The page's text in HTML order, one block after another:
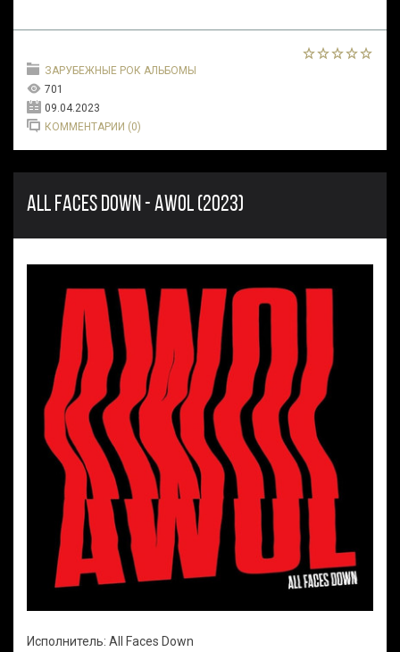
ЗАРУБЕЖНЫЕ РОК АЛЬБОМЫ
701
09.04.2023
КОММЕНТАРИИ (0)
ALL FACES DOWN - AWOL (2023)
Исполнитель: All Faces Down